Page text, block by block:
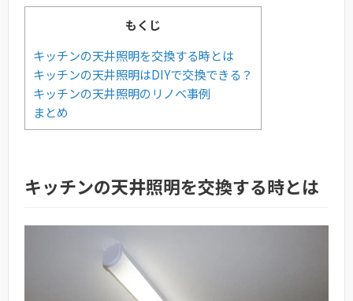
もくじ
キッチンの天井照明を交換する時とは
キッチンの天井照明はDIYで交換できる？
キッチンの天井照明のリノベ事例
まとめ
キッチンの天井照明を交換する時とは